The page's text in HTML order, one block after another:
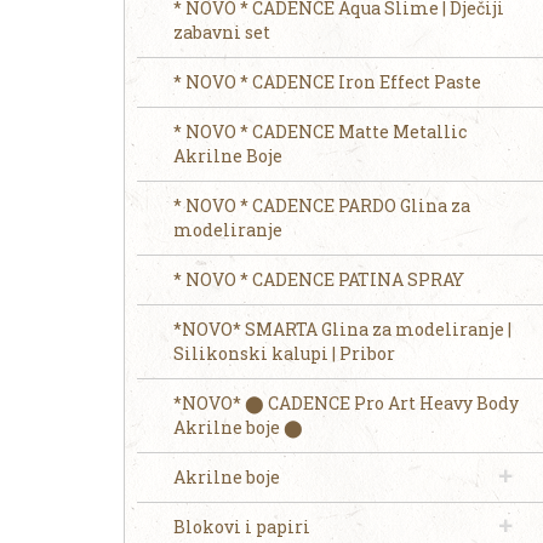
* NOVO * CADENCE Aqua Slime | Dječiji
zabavni set
* NOVO * CADENCE Iron Effect Paste
* NOVO * CADENCE Matte Metallic
Akrilne Boje
* NOVO * CADENCE PARDO Glina za
modeliranje
* NOVO * CADENCE PATINA SPRAY
*NOVO* SMARTA Glina za modeliranje |
Silikonski kalupi | Pribor
*NOVO* ⬤ CADENCE Pro Art Heavy Body
Akrilne boje ⬤
Akrilne boje
Blokovi i papiri